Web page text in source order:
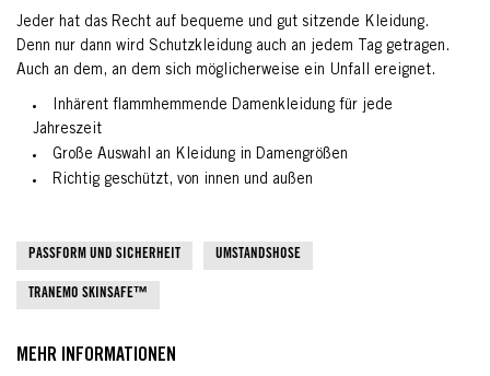
Jeder hat das Recht auf bequeme und gut sitzende Kleidung.
Denn nur dann wird Schutzkleidung auch an jedem Tag getragen.
Auch an dem, an dem sich möglicherweise ein Unfall ereignet.
Inhärent flammhemmende Damenkleidung für jede
Jahreszeit
Große Auswahl an Kleidung in Damengrößen
Richtig geschützt, von innen und außen
PASSFORM UND SICHERHEIT UMSTANDSHOSE
TRANEMO SKINSAFE™
MEHR INFORMATIONEN